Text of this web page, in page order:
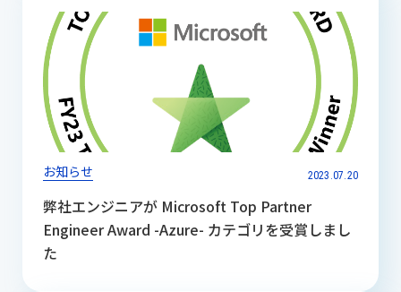
お知らせ 2023.07.20
弊社エンジニアが Microsoft Top Partner
Engineer Award -Azure- カテゴリを受賞しまし
た